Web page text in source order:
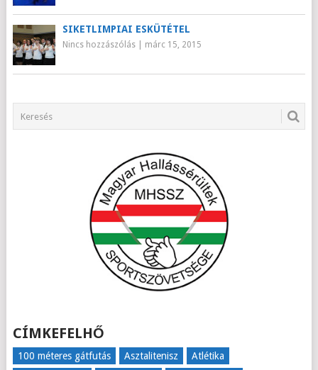
SIKETLIMPIAI ESKÜTÉTEL
Nincs hozzászólás| márc 15, 2015
CÍMKEFELHŐ
100 méteres gátfutás Asztalitenisz
Atlétika